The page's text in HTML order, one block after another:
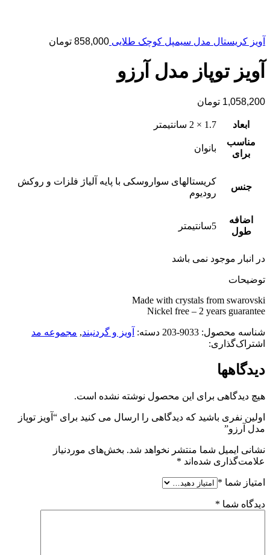
آویز کریستال مدل سیمپل کوچک طلایی 858,000 تومان
آویز توپاز مدل آرزو
1,058,200 تومان
ابعاد
1.7 × 2 سانتیمتر
مناسب
برای
بانوان
جنس
کریستالهای سواروسکی با پایه آلیاژ فلزات و روکش
رودیوم
اضافه
طول
5سانتیمتر
در انبار موجود نمی باشد
توضیحات
Made with crystals from swarovski
Nickel free – 2 years guarantee
شناسه محصول: 9033-203 دسته: آویز و گردنبند, مجموعه مد
اشتراک‌گذاری:
دیدگاهها
هیچ دیدگاهی برای این محصول نوشته نشده است.
اولین نفری باشید که دیدگاهی را ارسال می کنید برای “آویز توپاز
مدل آرزو”
نشانی ایمیل شما منتشر نخواهد شد. بخش‌های موردنیاز
علامت‌گذاری شده‌اند *
امتیاز شما *
دیدگاه شما *